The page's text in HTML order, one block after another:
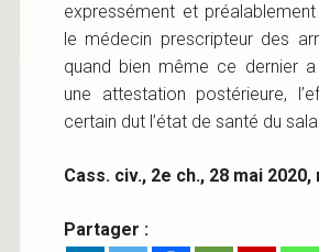
expressément et
le médecin prescripteur des
quand bien même ce dernier
une attestation postérieure,
certain dut l’état de santé du
Cass. civ., 2e ch., 28 mai 2020,
Partager :